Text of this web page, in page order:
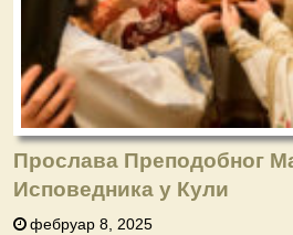
Прослава Преподобног
Исповедника у Кули
фебруар 8, 2025